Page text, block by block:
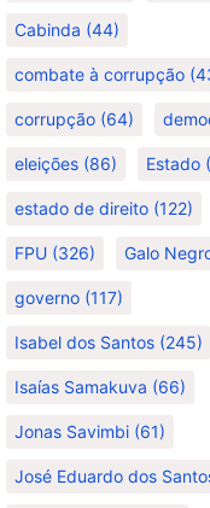
Cabinda (44)
combate à corrupção
corrupção (64)
eleições (86) Estado
estado de direito (122)
FPU (326) Galo
governo (117)
Isabel dos Santos (245)
Isaías Samakuva (66)
Jonas Savimbi (61)
José Eduardo dos